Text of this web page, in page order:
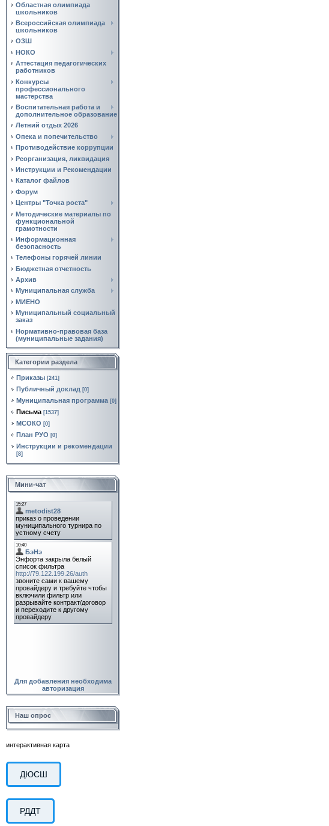
Областная олимпиада
школьников
Всероссийская олимпиада
школьников
ОЗШ
НОКО
Аттестация педагогических
работников
Конкурсы
профессионального
мастерства
Воспитательная работа и
дополнительное образование
Летний отдых 2026
Опека и попечительство
Противодействие коррупции
Реорганизация, ликвидация
Инструкции и Рекомендации
Каталог файлов
Форум
Центры "Точка роста"
Методические материалы по
функциональной
грамотности
Информационная
безопасность
Телефоны горячей линии
Бюджетная отчетность
Архив
Муниципальная служба
МИЕНО
Муниципальный социальный
заказ
Нормативно‑правовая база
(муниципальные задания)
Категории раздела
Приказы [241]
Публичный доклад [0]
Муниципальная программа [0]
Письма [1537]
МСОКО [0]
План РУО [0]
Инструкции и рекомендации
[8]
Мини-чат
Для добавления необходима
авторизация
Наш опрос
интерактивная карта
ДЮСШ
РДДТ